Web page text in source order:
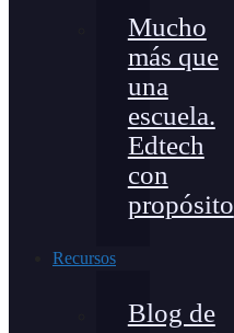
Mucho
más que
una
escuela.
Edtech
con
propósito
Recursos
Blog de